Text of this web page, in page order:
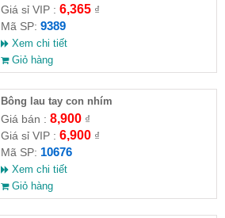
Giá sỉ VIP : 6,365₫
Mã SP: 9389
Xem chi tiết
Giỏ hàng
Bông lau tay con nhím
Giá bán : 8,900₫
Giá sỉ VIP : 6,900₫
Mã SP: 10676
Xem chi tiết
Giỏ hàng